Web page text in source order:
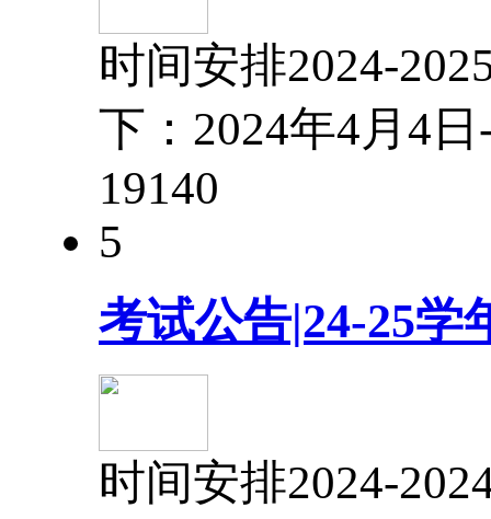
时间安排2024-
下：2024年4月4
19140
5
考试公告|24-25学
时间安排2024-